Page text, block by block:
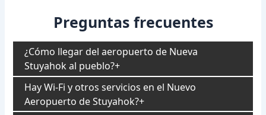
Preguntas frecuentes
¿Cómo llegar del aeropuerto de Nueva
Stuyahok al pueblo?
Hay Wi-Fi y otros servicios en el Nuevo
Aeropuerto de Stuyahok?